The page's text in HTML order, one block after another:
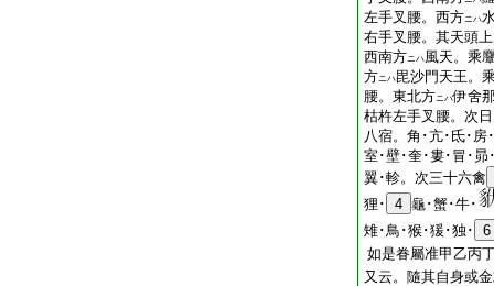
左手叉腰。西方ニハ
右手叉腰。其天頭上
西南方ニハ風天。乘
方ニハ毘沙門天王。
腰。東北方ニハ伊舍
枯杵左手叉腰。次
八宿。角･亢･氐･房
室･壁･奎･婁･冒･昴
翼･軫。次三十六禽
狸･
4 龜･蟹･牛･
雉･鳥･猴･猨･独･
6
如是眷屬准甲乙丙
又云。隨其自身或